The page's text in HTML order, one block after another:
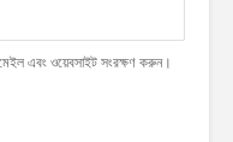
এবং ওয়েবসাইট সংরক্ষণ করুন।